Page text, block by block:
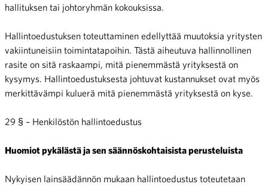
hallituksen tai johtoryhmän kokouksissa.
Hallintoedustuksen toteuttaminen edellyttää muutoksia yritysten
vakiintuneisiin toimintatapoihin. Tästä aiheutuva hallinnollinen
rasite on sitä raskaampi, mitä pienemmästä yrityksestä on
kysymys. Hallintoedustuksesta johtuvat kustannukset ovat myös
merkittävämpi kuluerä mitä pienemmästä yrityksestä on kyse.
29 § – Henkilöstön hallintoedustus
Huomiot pykälästä ja sen säännöskohtaisista perusteluista
Nykyisen lainsäädännön mukaan hallintoedustus toteutetaan